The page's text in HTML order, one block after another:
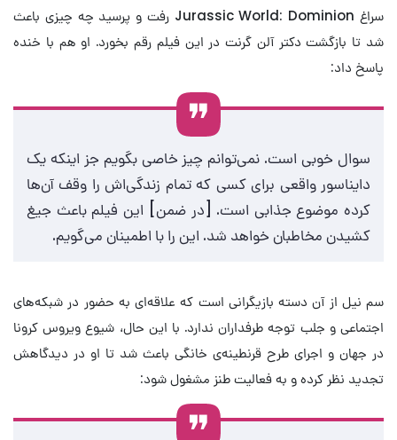
سراغ Jurassic World: Dominion رفت و پرسید چه چیزی باعث
شد تا بازگشت دکتر آلن گرنت در این فیلم رقم بخورد. او هم با خنده
پاسخ داد:
سوال خوبی است. نمی‌توانم چیز خاصی بگویم جز اینکه یک
دایناسور واقعی برای کسی که تمام زندگی‌اش را وقف آن‌ها
کرده موضوع جذابی است. [در ضمن] این فیلم باعث جیغ
کشیدن مخاطبان خواهد شد. این را با اطمینان می‌گویم.
سم نیل از آن دسته بازیگرانی است که علاقه‌ای به حضور در شبکه‌های
اجتماعی و جلب توجه طرفداران ندارد. با این حال، شیوع ویروس کرونا
در جهان و اجرای طرح قرنطینه‌ی خانگی باعث شد تا او در دیدگاهش
تجدید نظر کرده و به فعالیت طنز مشغول شود: